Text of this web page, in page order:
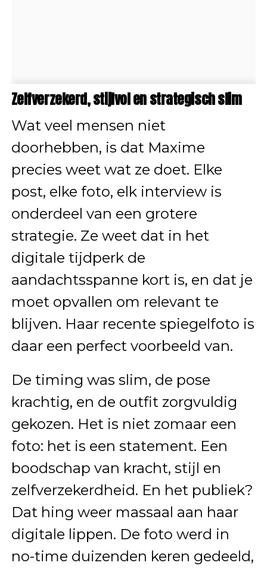
Zelfverzekerd, stijlvol en strategisch slim
Wat veel mensen niet
doorhebben, is dat Maxime
precies weet wat ze doet. Elke
post, elke foto, elk interview is
onderdeel van een grotere
strategie. Ze weet dat in het
digitale tijdperk de
aandachtsspanne kort is, en dat je
moet opvallen om relevant te
blijven. Haar recente spiegelfoto is
daar een perfect voorbeeld van.
De timing was slim, de pose
krachtig, en de outfit zorgvuldig
gekozen. Het is niet zomaar een
foto: het is een statement. Een
boodschap van kracht, stijl en
zelfverzekerdheid. En het publiek?
Dat hing weer massaal aan haar
digitale lippen. De foto werd in
no-time duizenden keren gedeeld,